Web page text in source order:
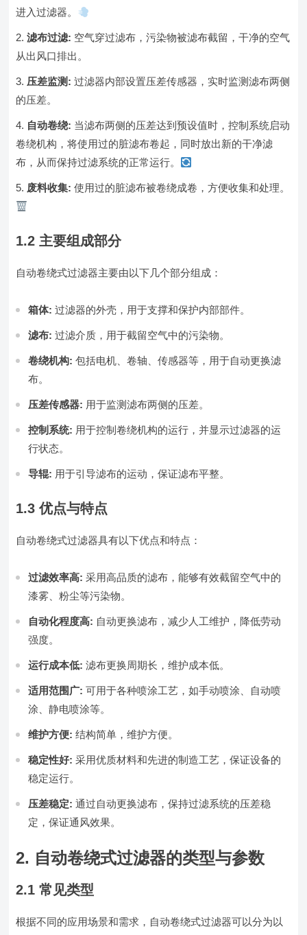
进入过滤器。
滤布过滤: 空气穿过滤布，污染物被滤布截留，干净的空气
从出风口排出。
压差监测: 过滤器内部设置压差传感器，实时监测滤布两侧
的压差。
自动卷绕: 当滤布两侧的压差达到预设值时，控制系统启动
卷绕机构，将使用过的脏滤布卷起，同时放出新的干净滤
布，从而保持过滤系统的正常运行。
废料收集: 使用过的脏滤布被卷绕成卷，方便收集和处理。
1.2 主要组成部分
自动卷绕式过滤器主要由以下几个部分组成：
箱体: 过滤器的外壳，用于支撑和保护内部部件。
滤布: 过滤介质，用于截留空气中的污染物。
卷绕机构: 包括电机、卷轴、传感器等，用于自动更换滤
布。
压差传感器: 用于监测滤布两侧的压差。
控制系统: 用于控制卷绕机构的运行，并显示过滤器的运
行状态。
导辊: 用于引导滤布的运动，保证滤布平整。
1.3 优点与特点
自动卷绕式过滤器具有以下优点和特点：
过滤效率高: 采用高品质的滤布，能够有效截留空气中的
漆雾、粉尘等污染物。
自动化程度高: 自动更换滤布，减少人工维护，降低劳动
强度。
运行成本低: 滤布更换周期长，维护成本低。
适用范围广: 可用于各种喷涂工艺，如手动喷涂、自动喷
涂、静电喷涂等。
维护方便: 结构简单，维护方便。
稳定性好: 采用优质材料和先进的制造工艺，保证设备的
稳定运行。
压差稳定: 通过自动更换滤布，保持过滤系统的压差稳
定，保证通风效果。
2. 自动卷绕式过滤器的类型与参数
2.1 常见类型
根据不同的应用场景和需求，自动卷绕式过滤器可以分为以